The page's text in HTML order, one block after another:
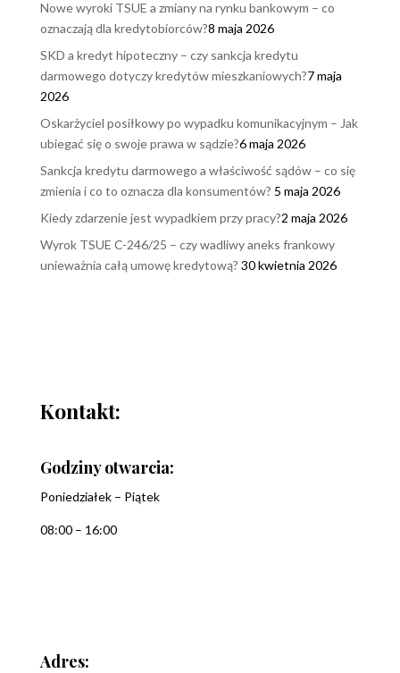
Nowe wyroki TSUE a zmiany na rynku bankowym – co
oznaczają dla kredytobiorców?8 maja 2026
SKD a kredyt hipoteczny – czy sankcja kredytu
darmowego dotyczy kredytów mieszkaniowych?7 maja
2026
Oskarżyciel posiłkowy po wypadku komunikacyjnym – Jak
ubiegać się o swoje prawa w sądzie?6 maja 2026
Sankcja kredytu darmowego a właściwość sądów – co się
zmienia i co to oznacza dla konsumentów? 5 maja 2026
Kiedy zdarzenie jest wypadkiem przy pracy?2 maja 2026
Wyrok TSUE C-246/25 – czy wadliwy aneks frankowy
unieważnia całą umowę kredytową? 30 kwietnia 2026
Kontakt:
Godziny otwarcia:
Poniedziałek – Piątek
08:00 – 16:00
Adres: